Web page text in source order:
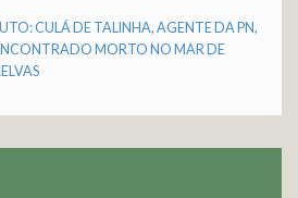
CULÁ DE TALINHA, AGENTE DA PN,
MORTO NO MAR DE